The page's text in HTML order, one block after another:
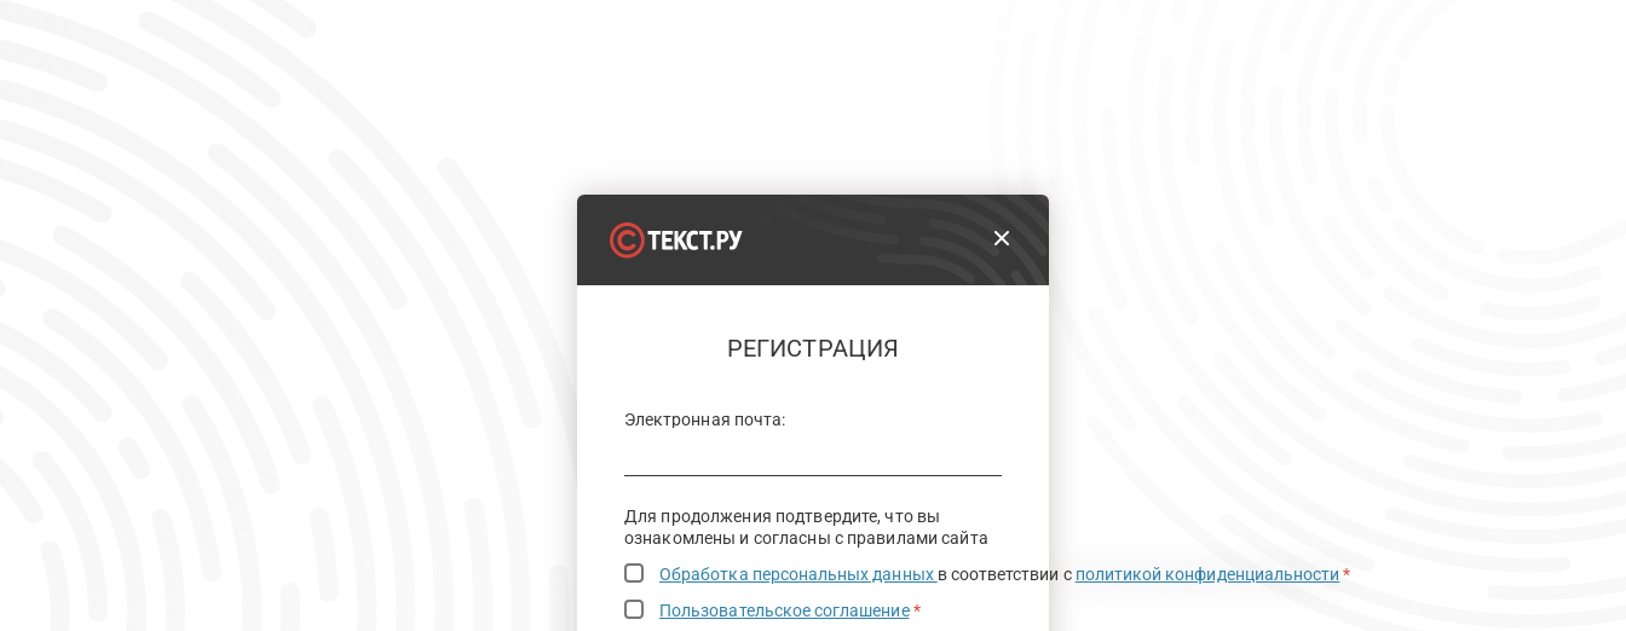
РЕГИСТРАЦИЯ
Электронная почта:
Для продолжения подтвердите, что вы
ознакомлены и согласны с правилами сайта
Обработка персональных данных в соответствии с политикой конфиденциальности *
Пользовательское соглашение *